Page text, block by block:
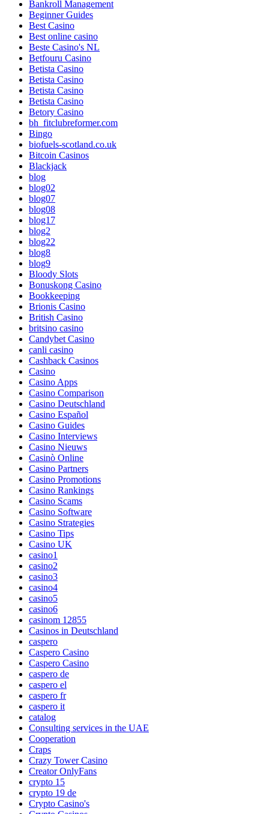
Bankroll Management
Beginner Guides
Best Casino
Best online casino
Beste Casino's NL
Betfouru Casino
Betista Casino
Betista Casino
Betista Casino
Betista Casino
Betory Casino
bh_fitclubreformer.com
Bingo
biofuels-scotland.co.uk
Bitcoin Casinos
Blackjack
blog
blog02
blog07
blog08
blog17
blog2
blog22
blog8
blog9
Bloody Slots
Bonuskong Casino
Bookkeeping
Brionis Casino
British Casino
britsino casino
Candybet Casino
canli casino
Cashback Casinos
Casino
Casino Apps
Casino Comparison
Casino Deutschland
Casino Español
Casino Guides
Casino Interviews
Casino Nieuws
Casinò Online
Casino Partners
Casino Promotions
Casino Rankings
Casino Scams
Casino Software
Casino Strategies
Casino Tips
Casino UK
casino1
casino2
casino3
casino4
casino5
casino6
casinom 12855
Casinos in Deutschland
caspero
Caspero Casino
Caspero Casino
caspero de
caspero el
caspero fr
caspero it
catalog
Consulting services in the UAE
Cooperation
Craps
Crazy Tower Сasino
Creator OnlyFans
crypto 15
crypto 19 de
Crypto Casino's